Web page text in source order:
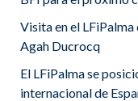
Visita en el LFiPalma
Agah Ducrocq
El LFiPalma se
internacional de